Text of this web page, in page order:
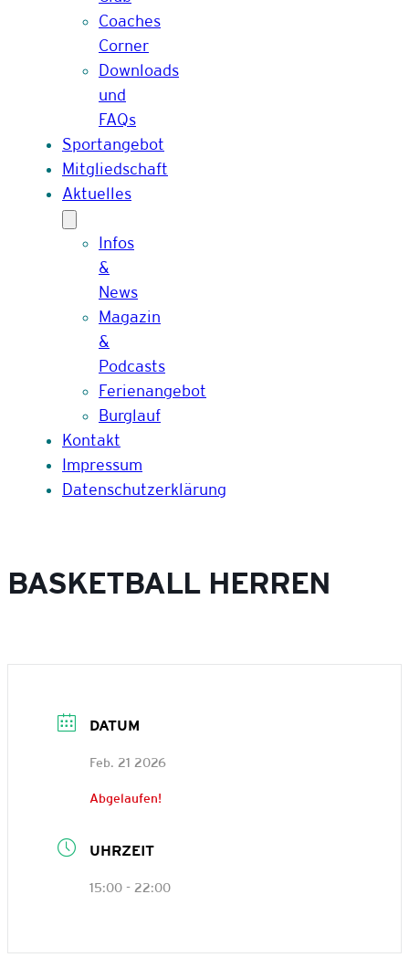
Coaches
Corner
Downloads
und
FAQs
Sportangebot
Mitgliedschaft
Aktuelles
Infos
&
News
Magazin
&
Podcasts
Ferienangebot
Burglauf
Kontakt
Impressum
Datenschutzerklärung
BASKETBALL HERREN
DATUM
Feb. 21 2026
Abgelaufen!
UHRZEIT
15:00 - 22:00